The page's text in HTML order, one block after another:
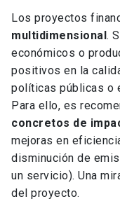
Los proyectos
multidimensional.
económicos o
positivos en la
políticas públicas o
Para ello, es
concretos de
mejoras en
disminución de
un servicio). Una
del proyecto.